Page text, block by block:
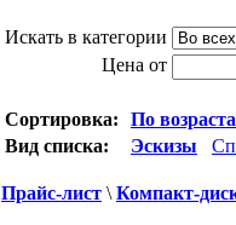
Искать в категории
Цена от
Сортировка:
По
Вид списка:
Эскизы
Прайс-лист \Компакт-